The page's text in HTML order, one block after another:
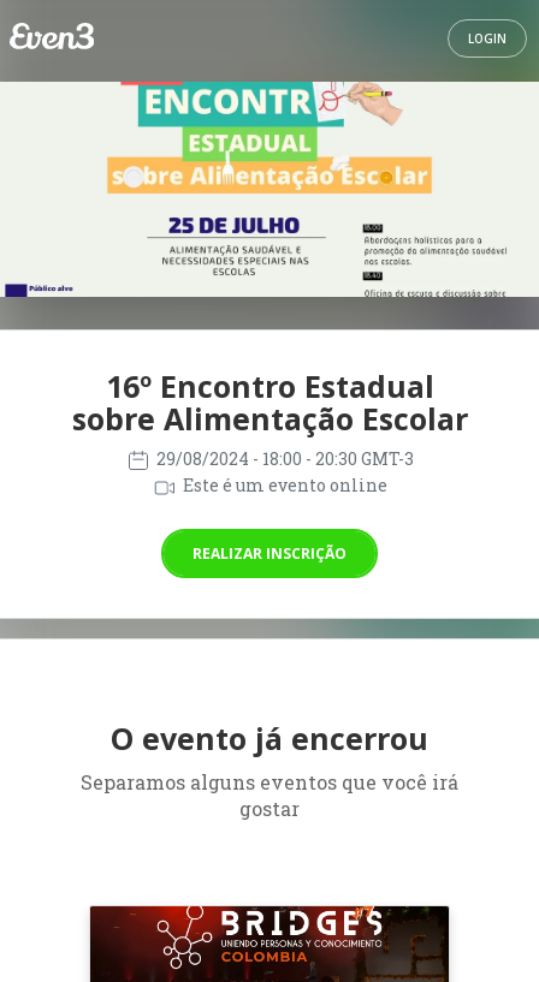
LOGIN
16º Encontro Estadual
sobre Alimentação Escolar
29/08/2024 - 18:00 - 20:30 GMT-3
Este é um evento online
REALIZAR INSCRIÇÃO
O evento já encerrou
Separamos alguns eventos que você irá
gostar